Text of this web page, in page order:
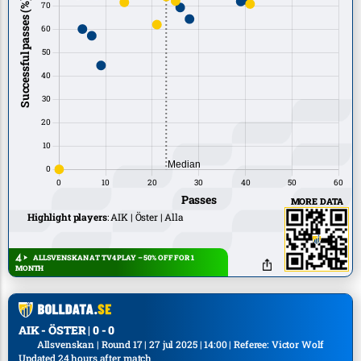
Highlight players:AIK Öster Alla
ALLSVENSKAN AT TV4 PLAY – 50% OFF FOR 1
MONTH
MORE DATA
AIK - ÖSTER | 0 - 0
Allsvenskan | Round 17 | 27 jul 2025 | 14:00 | Referee: Victor Wolf
Updated 24 hours after match